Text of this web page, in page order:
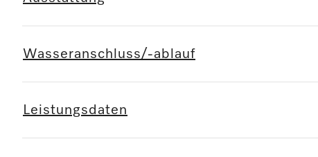
Wasseranschluss/-ablauf
Leistungsdaten